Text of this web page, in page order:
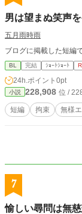
男は望まぬ笑声
五月雨時雨
ブログに掲載した短編で
BL 完結 ｼｮｰﾄｼｮｰﾄ
24h.ポイント 0pt
小説 228,908 位 /
短編 拘束 無様
7
愉しい尋問は無